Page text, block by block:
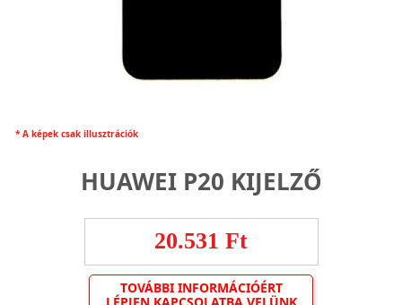
* A képek csak illusztrációk
HUAWEI P20 KIJELZŐ
20.531 Ft
TOVÁBBI INFORMÁCIÓÉRT